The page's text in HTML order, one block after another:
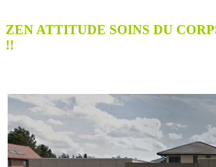
ZEN ATTITUDE SOINS DU
!!